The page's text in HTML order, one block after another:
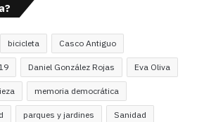
bicicleta Casco Antiguo
Daniel González Rojas Eva Oliva
memoria democrática
parques y jardines Sanidad